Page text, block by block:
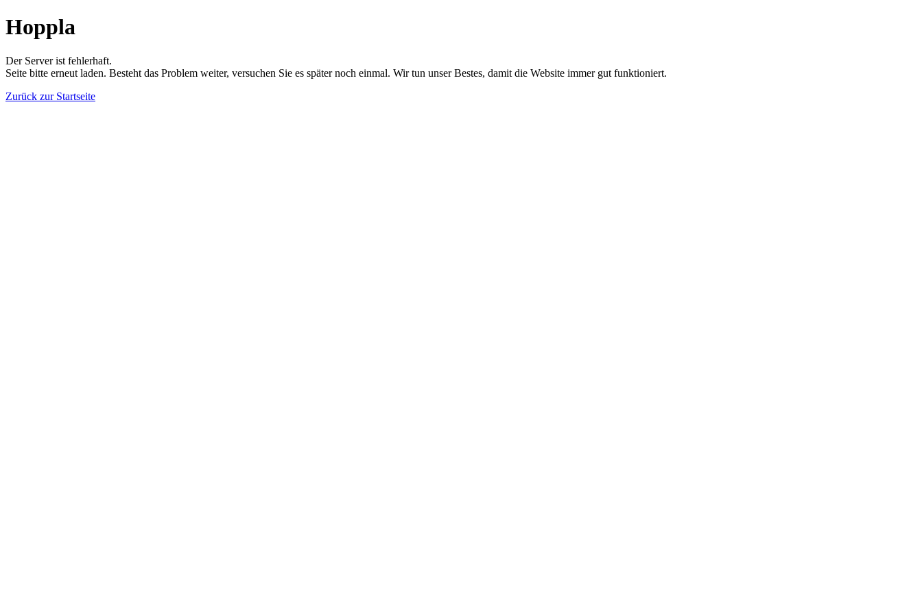
Hoppla
Der Server ist fehlerhaft.
Seite bitte erneut laden. Besteht das Problem weiter, versuchen Sie es später noch einmal. Wir tun unser Bestes, damit die Website immer gut funktioniert.
Zurück zur Startseite